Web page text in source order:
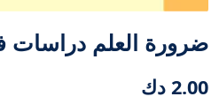
ضرورة العلم دراسات
2.00 دك